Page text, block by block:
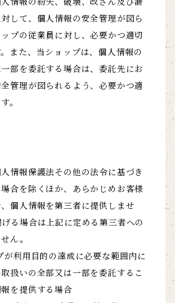
して、個人情報の安全管理が図ら
プの従業員に対し、必要かつ適切
また、当ショップは、個人情報の
部を委託する場合は、委託先にお
管理が図られるよう、必要かつ適
。
情報保護法その他の法令に基づき
合を除くほか、あらかじめお客様
個人情報を第三者に提供しませ
る場合は上記に定める第三者への
ん。
が利用目的の達成に必要な範囲内に
扱いの全部又は一部を委託するこ
を提供する場合